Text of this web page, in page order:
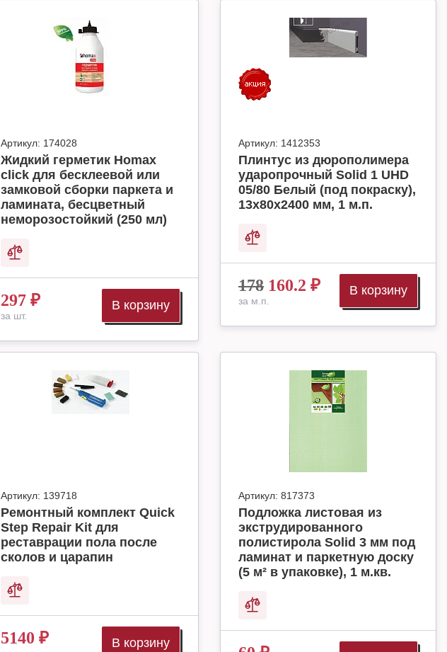
Артикул: 174028
Жидкий герметик Homax
click для бесклеевой или
замковой сборки паркета и
ламината, бесцветный
неморозостойкий (250 мл)
297 ₽
за шт.
В корзину
Артикул: 1412353
Плинтус из дюрополимера
ударопрочный Solid 1 UHD
05/80 Белый (под покраску),
13х80х2400 мм, 1 м.п.
178 160.2 ₽
за м.п.
В корзину
Артикул: 139718
Ремонтный комплект Quick
Step Repair Kit для
реставрации пола после
сколов и царапин
5140 ₽ В корзину
Артикул: 817373
Подложка листовая из
экструдированного
полистирола Solid 3 мм под
ламинат и паркетную доску
(5 м² в упаковке), 1 м.кв.